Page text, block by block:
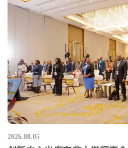
2026.08.05